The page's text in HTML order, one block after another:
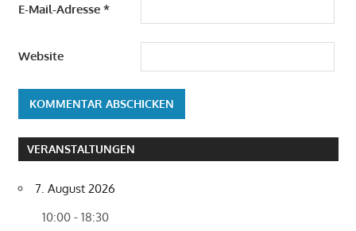
E-Mail-Adresse *
Website
VERANSTALTUNGEN
7. August 2026
10:00 - 18:30